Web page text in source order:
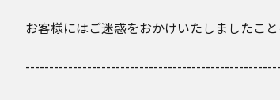
お客様にはご迷惑をおかけいたしましたこ